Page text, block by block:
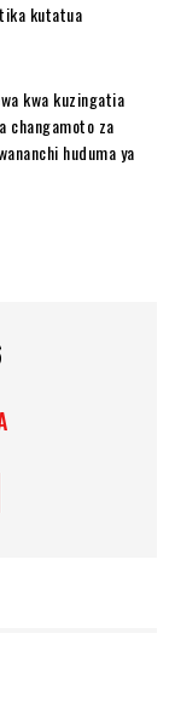
kutatua
kwa kuzingatia
changamoto za
huduma ya